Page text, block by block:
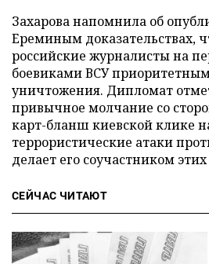
Захарова напомнила об
Ереминым доказательствах,
российские журналисты на
боевиками ВСУ
уничтожения. Дипломат
привычное молчание со
карт-бланш киевской клике
террористические атаки
делает его соучастником
СЕЙЧАС ЧИТАЮТ